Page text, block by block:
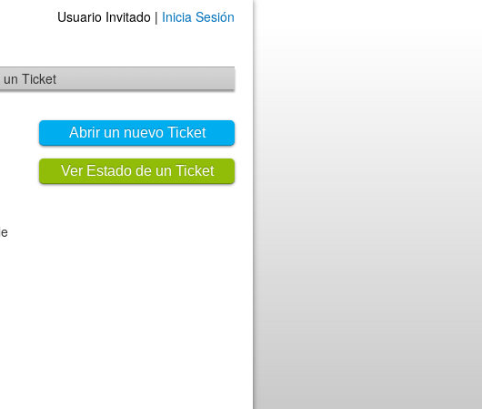
Usuario Invitado | Inicia Sesión
un Ticket
Abrir un nuevo Ticket
Ver Estado de un Ticket